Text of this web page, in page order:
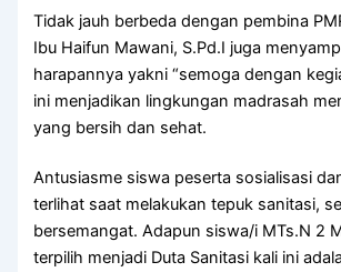
Tidak jauh berbeda dengan pembina
Ibu Haifun Mawani, S.Pd.I juga
harapannya yakni “semoga dengan
ini menjadikan lingkungan madrasah
yang bersih dan sehat.
Antusiasme siswa peserta sosialisasi
terlihat saat melakukan tepuk sanitasi,
bersemangat. Adapun siswa/i MTs.N 2
terpilih menjadi Duta Sanitasi kali ini